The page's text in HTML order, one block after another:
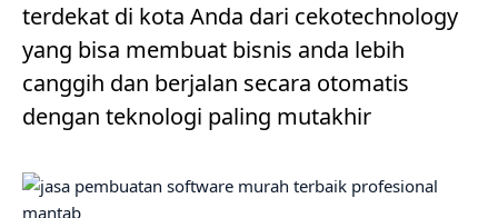
terdekat di kota Anda dari cekotechnology
yang bisa membuat bisnis anda lebih
canggih dan berjalan secara otomatis
dengan teknologi paling mutakhir